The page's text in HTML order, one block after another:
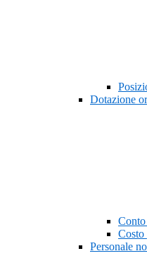
Dotazione
Conto
Costo
Personale